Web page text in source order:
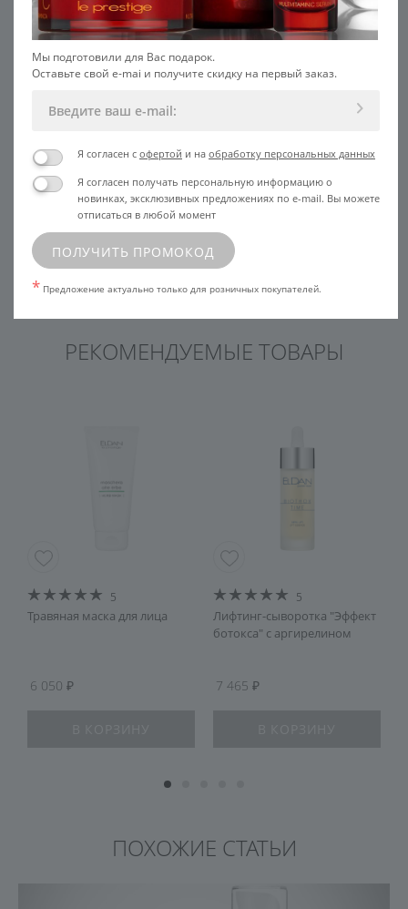
Многие из них прекрасно сочетаются друг с
другом, и даже обладают синергетическим
эффектом.
Поделиться
сетях:
Продолжить чтение ниже
ВЕРНУТЬСЯ К СТАТЬЯМ
РЕКОМЕНДУЕМЫЕ ТОВАРЫ
5
Травяная маска для лица
6 050
5
Лифтинг-сыворотка "Эффект
ботокса" с аргирелином
7 465
ПОХОЖИЕ СТАТЬИ
Мы подготовили для Вас подарок.
Оставьте свой e-mai и получите скидку на первый заказ.
Я согласен с офертой и на обработку персональных данных
Я согласен получать персональную информацию о
новинках, эксклюзивных предложениях по e-mail. Вы можете
отписаться в любой момент
ПОЛУЧИТЬ ПРОМОКОД
* Предложение актуально только для розничных покупателей.